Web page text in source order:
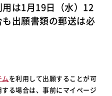
は1月19日（水）12
出願書類の郵送は必
を利用して出願することが可
る場合は、事前にマイページ